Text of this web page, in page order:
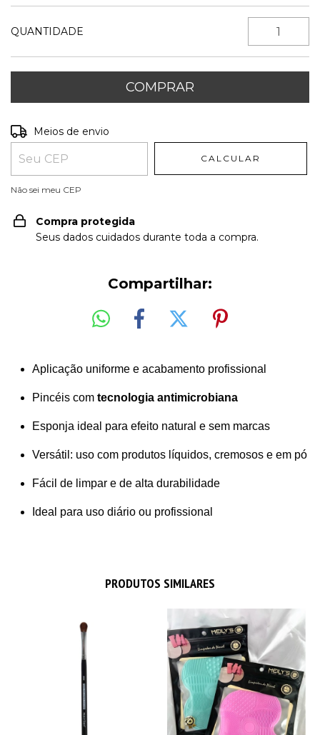
QUANTIDADE
Entregas para o CEP:
Meios de envio
CALCULAR
Não sei meu CEP
Compra protegida
Seus dados cuidados durante toda a compra.
Compartilhar:
Aplicação uniforme e acabamento profissional
Pincéis com tecnologia antimicrobiana
Esponja ideal para efeito natural e sem marcas
Versátil: uso com produtos líquidos, cremosos e em pó
Fácil de limpar e de alta durabilidade
Ideal para uso diário ou profissional
PRODUTOS SIMILARES